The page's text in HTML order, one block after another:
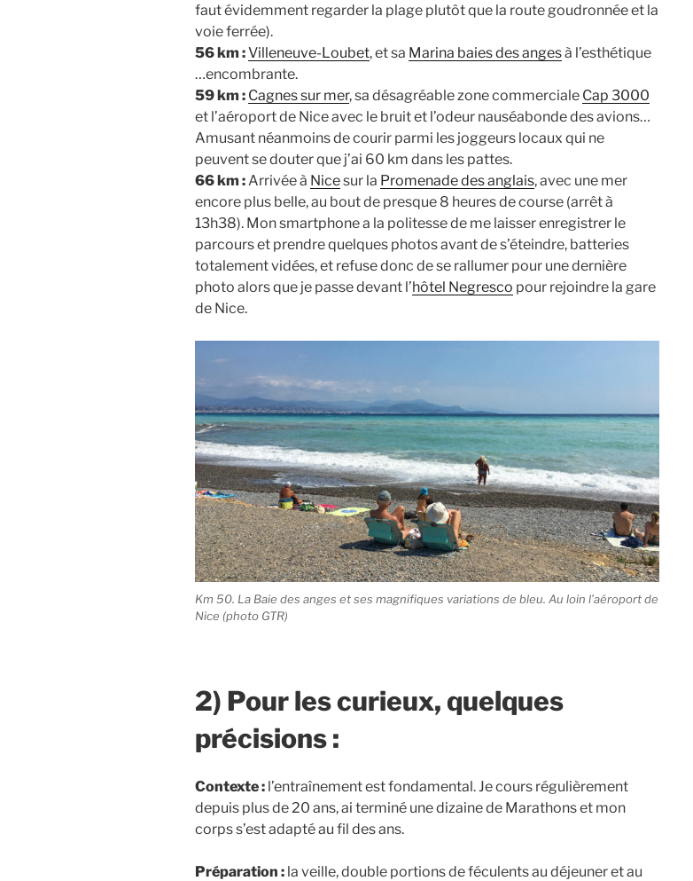
faut évidemment regarder la plage plutôt que la route goudronnée et la
voie ferrée).
56 km :Villeneuve-Loubet, et sa Marina baies des angesà l’esthétique
…encombrante.
59 km : Cagnes sur mer, sa désagréable zone commerciale Cap 3000
et l’aéroport de Nice avec le bruit et l’odeur nauséabonde des avions…
Amusant néanmoins de courir parmi les joggeurs locaux qui ne
peuvent se douter que j’ai 60 km dans les pattes.
66 km :Arrivée à Nicesur la Promenade des anglais, avec une mer
encore plus belle, au bout de presque 8 heures de course (arrêt à
13h38). Mon smartphone a la politesse de me laisser enregistrer le
parcours et prendre quelques photos avant de s’éteindre, batteries
totalement vidées, et refuse donc de se rallumer pour une dernière
photo alors que je passe devant l’hôtel Negresco pour rejoindre la gare
de Nice.
Km 50. La Baie des anges et ses magnifiques variations de bleu. Au loin l’aéroport de
Nice (photo GTR)
2) Pour les curieux, quelques
précisions :
Contexte : l’entraînement est fondamental. Je cours régulièrement
depuis plus de 20 ans, ai terminé une dizaine de Marathons et mon
corps s’est adapté au fil des ans.
Préparation : la veille, double portions de féculents au déjeuner et au